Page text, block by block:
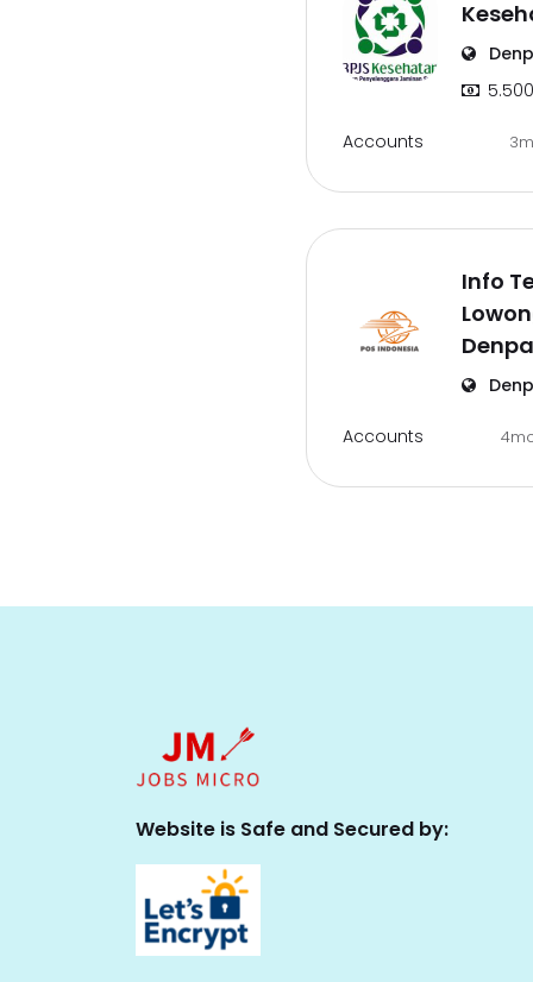
Accounts
Info
Accounts
Website is Safe and Secured by: